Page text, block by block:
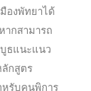
องพัทยาได้
กสามารถ
ธแนะแนว
กสูตร
หรับคนพิการ